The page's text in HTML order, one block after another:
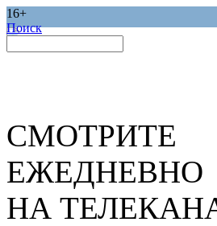
16+
Поиск
СМОТРИТЕ
ЕЖЕДНЕВНО
НА